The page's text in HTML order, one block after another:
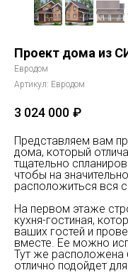
Проект дома из
Евродом
Артикул: Евродом
3 024 000 ₽
Представляем вам
дома, который
тщательно
чтобы на
расположиться вся
На первом этаже
кухня-гостиная,
ваших гостей и
вместе. Ее можно
Тут же расположена
отлично подойдет